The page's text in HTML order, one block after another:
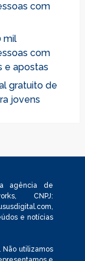
com
mil
com
e apostas
gratuito de
jovens
agência de
CNPJ:
,
e notícias
utilizamos